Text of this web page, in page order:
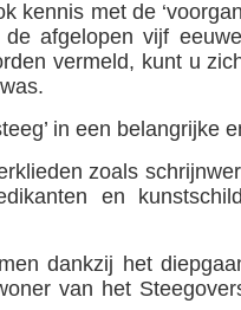
kennis met de
afgelopen vijf
vermeld, kunt u
in een
zoals
en
dankzij het
van het